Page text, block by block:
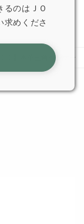
！】本革三角ペンケース
るのはＪＯ
求めくださ